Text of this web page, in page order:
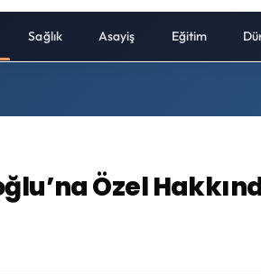
Sağlık Asayiş Eğitim
Özel